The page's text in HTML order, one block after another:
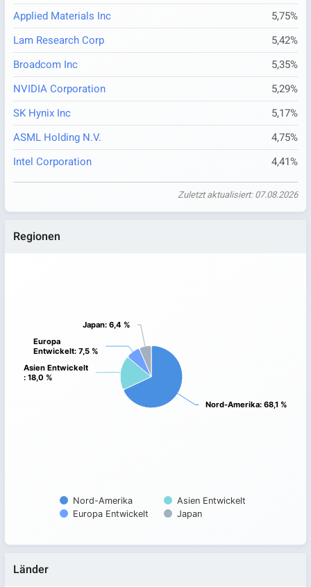
Applied Materials Inc
5,75%
Lam Research Corp
5,42%
Broadcom Inc
5,35%
NVIDIA Corporation
5,29%
SK Hynix Inc
5,17%
ASML Holding N.V.
4,75%
Intel Corporation
4,41%
Zuletzt aktualisiert: 07.08.2026
Regionen
Nord-Amerika: 68,1 %
Nord-Amerika: 68,1 %
Asien Entwickelt
: 18,0 %
Asien Entwickelt
: 18,0 %
Europa
Entwickelt: 7,5 %
Europa
Entwickelt: 7,5 %
Japan: 6,4 %
Japan: 6,4 %
Nord-Amerika
Asien Entwickelt
Europa Entwickelt
Japan
End of interactive chart.
Länder